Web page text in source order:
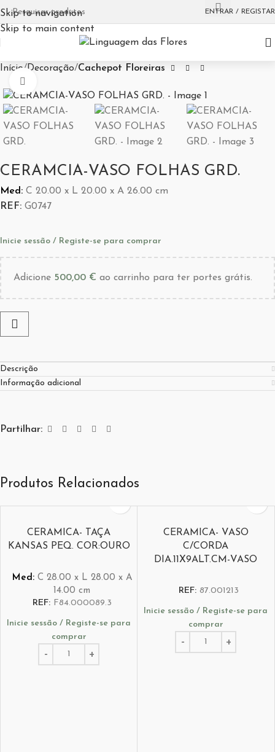
Skip to navigation
Skip to main content
ENTRAR / REGISTAR
Início Decoração Cachepot Floreiras
CERAMCIA-VASO FOLHAS GRD.
Med: C 20.00 x L 20.00 x A 26.00 cm
REF: G0747
Inicie sessão / Registe-se para comprar
Adicione 500,00 € ao carrinho para ter portes grátis.
Descrição
Informação adicional
Partilhar:
Produtos Relacionados
CERAMICA- TAÇA
KANSAS PEQ. COR:OURO
Med: C 28.00 x L 28.00 x A
14.00 cm
REF: F84.000089.3
Inicie sessão / Registe-se para
comprar
CERAMICA- VASO
C/CORDA
DIA.11X9ALT.CM-VASO
REF: 87.001213
Inicie sessão / Registe-se para
comprar